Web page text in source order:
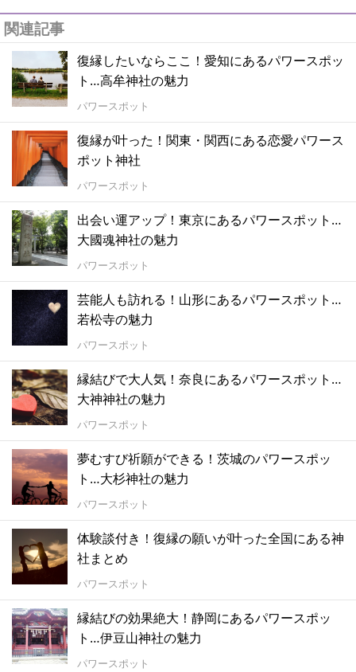
関連記事
復縁したいならここ！愛知にあるパワースポッ
ト…高牟神社の魅力
パワースポット
復縁が叶った！関東・関西にある恋愛パワース
ポット神社
パワースポット
出会い運アップ！東京にあるパワースポット…
大國魂神社の魅力
パワースポット
芸能人も訪れる！山形にあるパワースポット…
若松寺の魅力
パワースポット
縁結びで大人気！奈良にあるパワースポット…
大神神社の魅力
パワースポット
夢むすび祈願ができる！茨城のパワースポッ
ト…大杉神社の魅力
パワースポット
体験談付き！復縁の願いが叶った全国にある神
社まとめ
パワースポット
縁結びの効果絶大！静岡にあるパワースポッ
ト…伊豆山神社の魅力
パワースポット